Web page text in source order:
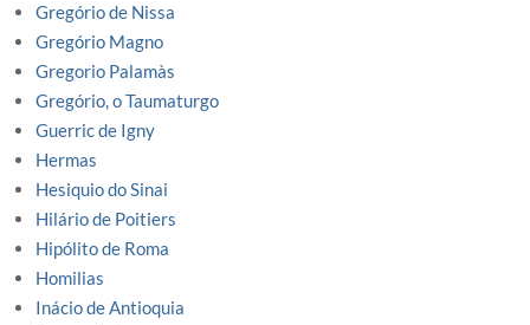
Gregório de Nissa
Gregório Magno
Gregorio Palamàs
Gregório, o Taumaturgo
Guerric de Igny
Hermas
Hesiquio do Sinai
Hilário de Poitiers
Hipólito de Roma
Homilias
Inácio de Antioquia